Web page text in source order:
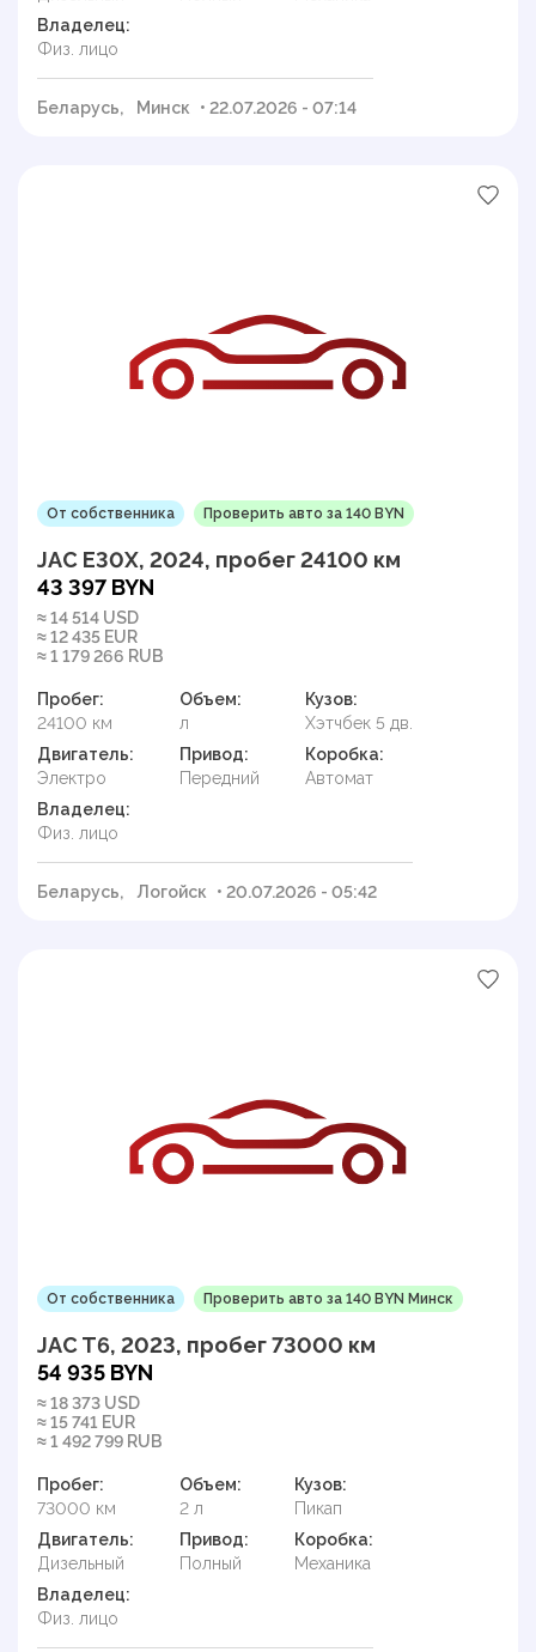
Владелец:
Физ. лицо
Беларусь, Минск • 22.07.2026 - 07:14
От собственника Проверить авто за 140 BYN
JAC E30X, 2024, пробег 24100 км
43 397 BYN
≈ 14 514 USD
≈ 12 435 EUR
≈ 1 179 266 RUB
Пробег:
24100 км
Объем:
л
Кузов:
Хэтчбек 5 дв.
Двигатель:
Электро
Привод:
Передний
Коробка:
Автомат
Владелец:
Физ. лицо
Беларусь, Логойск • 20.07.2026 - 05:42
От собственника Проверить авто за 140 BYN Минск
JAC T6, 2023, пробег 73000 км
54 935 BYN
≈ 18 373 USD
≈ 15 741 EUR
≈ 1 492 799 RUB
Пробег:
73000 км
Объем:
2 л
Кузов:
Пикап
Двигатель:
Дизельный
Привод:
Полный
Коробка:
Механика
Владелец:
Физ. лицо